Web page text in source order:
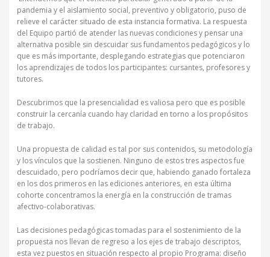
pandemia y el aislamiento social, preventivo y obligatorio, puso de
relieve el carácter situado de esta instancia formativa. La respuesta
del Equipo partió de atender las nuevas condiciones y pensar una
alternativa posible sin descuidar sus fundamentos pedagógicos y lo
que es más importante, desplegando estrategias que potenciaron
los aprendizajes de todos los participantes: cursantes, profesores y
tutores.
Descubrimos que la presencialidad es valiosa pero que es posible
construir la cercanía cuando hay claridad en torno a los propósitos
de trabajo.
Una propuesta de calidad es tal por sus contenidos, su metodología
y los vínculos que la sostienen. Ninguno de estos tres aspectos fue
descuidado, pero podríamos decir que, habiendo ganado fortaleza
en los dos primeros en las ediciones anteriores, en esta última
cohorte concentramos la energía en la construcción de tramas
afectivo-colaborativas.
Las decisiones pedagógicas tomadas para el sostenimiento de la
propuesta nos llevan de regreso a los ejes de trabajo descriptos,
esta vez puestos en situación respecto al propio Programa: diseño